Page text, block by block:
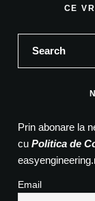
CE
Prin abonare la
cu Politica de
Email